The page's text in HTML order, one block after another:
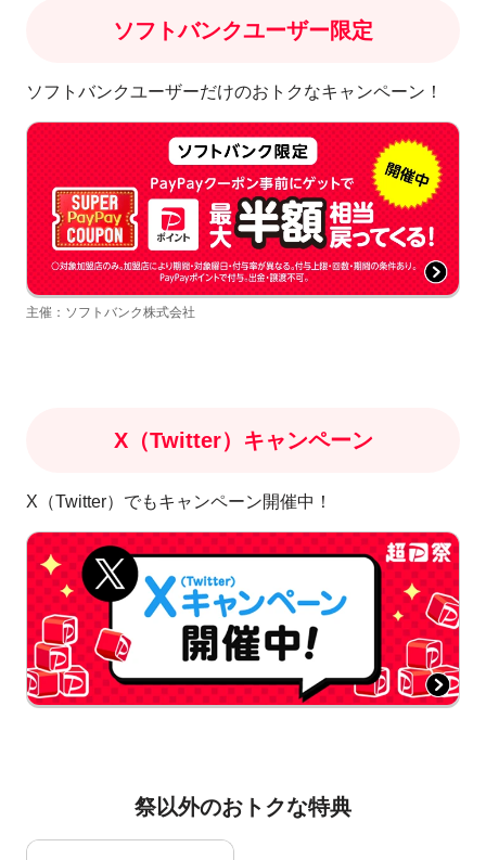
ソフトバンクユーザー限定
ソフトバンクユーザーだけのおトクなキャンペーン！
主催：ソフトバンク株式会社
X（Twitter）キャンペーン
X（Twitter）でもキャンペーン開催中！
祭以外のおトクな特典